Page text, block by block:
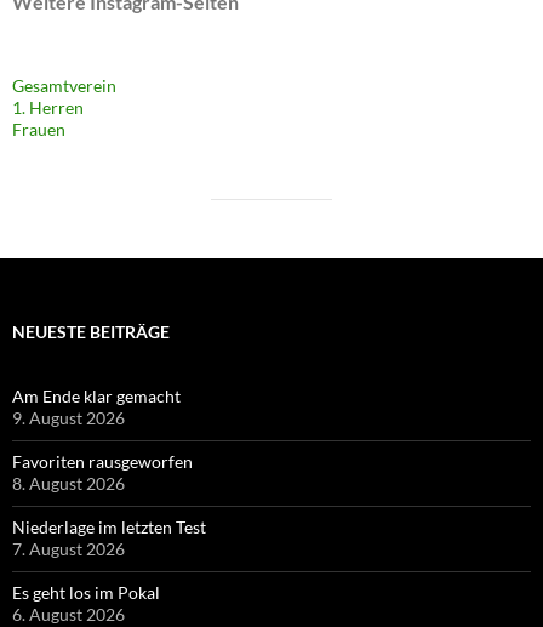
Gesamtverein
1. Herren
Frauen
NEUESTE BEITRÄGE
Am Ende klar gemacht
9. August 2026
Favoriten rausgeworfen
8. August 2026
Niederlage im letzten Test
7. August 2026
Es geht los im Pokal
6. August 2026